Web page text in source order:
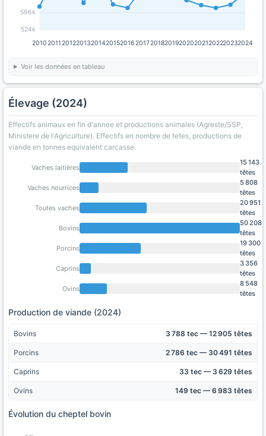
524k
596k
201020112012201320142015201620172018201920202021202220232024
Voir les données en tableau
Élevage (2024)
Effectifs animaux en fin d'annee et productions animales (Agreste/SSP,
Ministere de l'Agriculture). Effectifs en nombre de tetes, productions de
viande en tonnes equivalent carcasse.
Vaches laitières
15 143
têtes
Vaches nourrices
5 808
têtes
Toutes vaches
20 951
têtes
Bovins
50 208
têtes
Porcins
19 300
têtes
Caprins
3 356
têtes
Ovins
8 548
têtes
Production de viande (2024)
Bovins 3 788 tec — 12 905 têtes
Porcins 2 786 tec — 30 491 têtes
Caprins 33 tec — 3 629 têtes
Ovins 149 tec — 6 983 têtes
Évolution du cheptel bovin